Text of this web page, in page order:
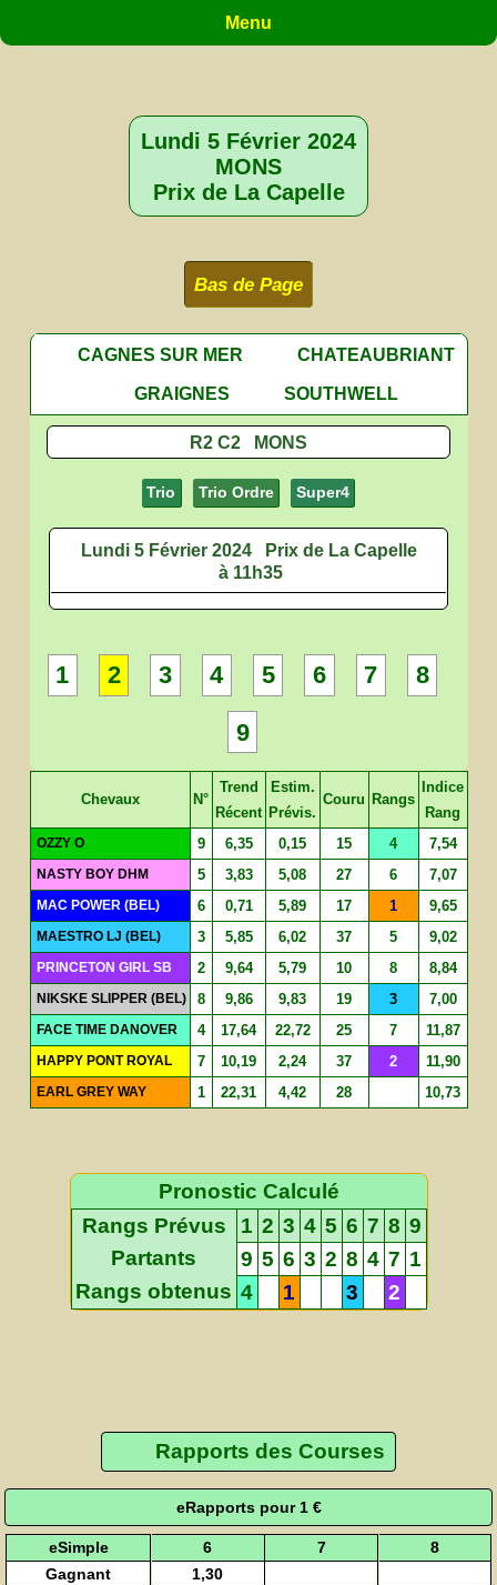
Menu
Lundi 5 Février 2024
MONS
Prix de La Capelle
Bas de Page
CAGNES SUR MER
CHATEAUBRIANT
GRAIGNES
SOUTHWELL
R2 C2 MONS
Trio Trio Ordre Super4
Lundi 5 Février 2024
Prix de La Capelle
à 11h35
1 2 3 4 5 6 7 8
9
Chevaux N°
Trend
Récent
Estim.
Prévis.
Couru Rangs
Indice
Rang
OZZY O 9 6,35 0,15 15 4 7,54
NASTY BOY DHM 5 3,83 5,08 27 6 7,07
MAC POWER (BEL) 6 0,71 5,89 17 1 9,65
MAESTRO LJ (BEL) 3 5,85 6,02 37 5 9,02
PRINCETON GIRL SB 2 9,64 5,79 10 8 8,84
NIKSKE SLIPPER (BEL) 8 9,86 9,83 19 3 7,00
FACE TIME DANOVER 4 17,64 22,72 25 7 11,87
HAPPY PONT ROYAL 7 10,19 2,24 37 2 11,90
EARL GREY WAY 1 22,31 4,42 28 10,73
Pronostic Calculé
Rangs Prévus
1 2 3 4 5 6 7 8 9
Partants
9 5 6 3 2 8 4 7 1
Rangs obtenus 4 1 3 2
Rapports des Courses
eRapports pour 1 €
eSimple 6 7
8
Gagnant
1,30